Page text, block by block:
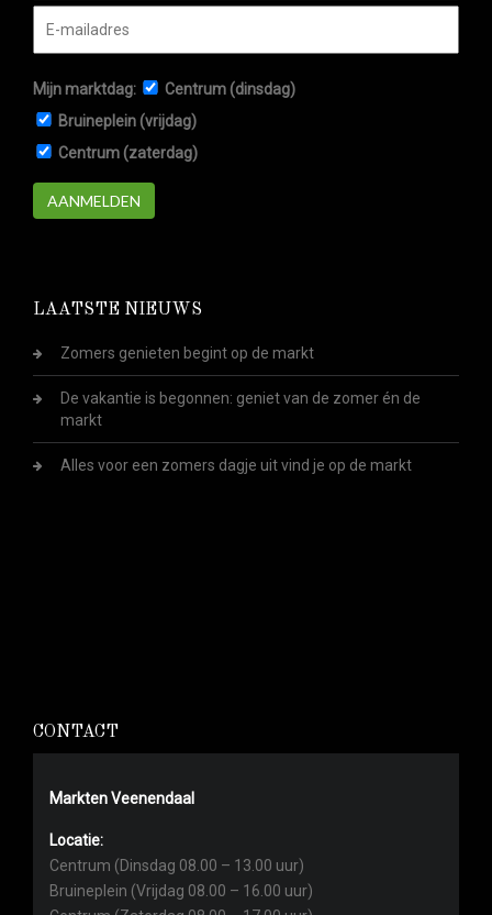
Mijn marktdag:
Centrum (dinsdag)
Bruineplein (vrijdag)
Centrum (zaterdag)
AANMELDEN
LAATSTE NIEUWS
Zomers genieten begint op de markt
De vakantie is begonnen: geniet van de zomer én de
markt
Alles voor een zomers dagje uit vind je op de markt
CONTACT
Markten Veenendaal
Locatie:
Centrum (Dinsdag 08.00 – 13.00 uur)
Bruineplein (Vrijdag 08.00 – 16.00 uur)